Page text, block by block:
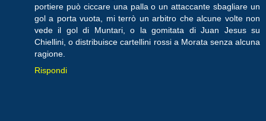
portiere può ciccare una palla o un attaccante sbagliare un
gol a porta vuota, mi terrò un arbitro che alcune volte non
vede il gol di Muntari, o la gomitata di Juan Jesus su
Chiellini, o distribuisce cartellini rossi a Morata senza alcuna
ragione.
Rispondi